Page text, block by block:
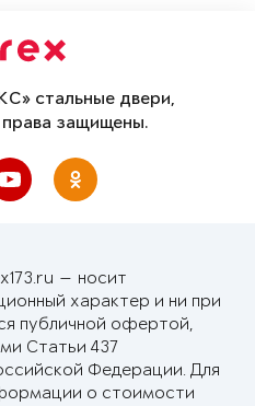
стальные двери,
права защищены.
— носит
характер и ни при
публичной офертой,
Статьи 437
Федерации. Для
о стоимости